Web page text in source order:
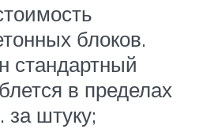
блоков.
стандартный
в пределах
штуку;